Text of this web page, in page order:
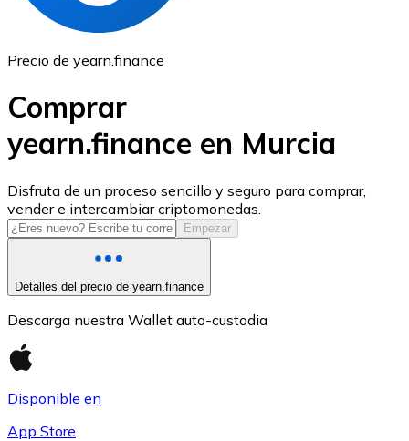
USD Coin
USDC
Precio de yearn.finance
Comprar
yearn.finance en Murcia
Disfruta de un proceso sencillo y seguro para comprar,
vender e intercambiar criptomonedas.
Empezar
Detalles del precio de yearn.finance
Descarga nuestra Wallet auto-custodia
Disponible en
App Store